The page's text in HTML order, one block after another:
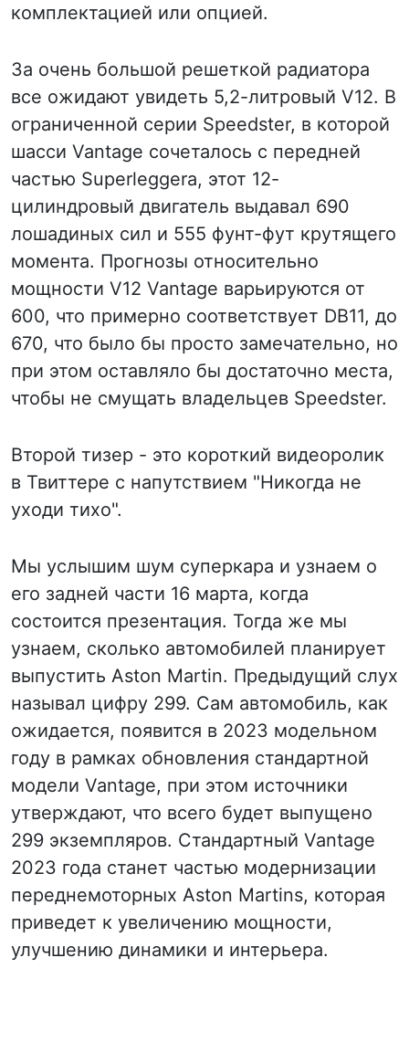
комплектацией или опцией.
За очень большой решеткой радиатора
все ожидают увидеть 5,2-литровый V12. В
ограниченной серии Speedster, в которой
шасси Vantage сочеталось с передней
частью Superleggera, этот 12-
цилиндровый двигатель выдавал 690
лошадиных сил и 555 фунт-фут крутящего
момента. Прогнозы относительно
мощности V12 Vantage варьируются от
600, что примерно соответствует DB11, до
670, что было бы просто замечательно, но
при этом оставляло бы достаточно места,
чтобы не смущать владельцев Speedster.
Второй тизер - это короткий видеоролик
в Твиттере с напутствием "Никогда не
уходи тихо".
Мы услышим шум суперкара и узнаем о
его задней части 16 марта, когда
состоится презентация. Тогда же мы
узнаем, сколько автомобилей планирует
выпустить Aston Martin. Предыдущий слух
называл цифру 299. Сам автомобиль, как
ожидается, появится в 2023 модельном
году в рамках обновления стандартной
модели Vantage, при этом источники
утверждают, что всего будет выпущено
299 экземпляров. Стандартный Vantage
2023 года станет частью модернизации
переднемоторных Aston Martins, которая
приведет к увеличению мощности,
улучшению динамики и интерьера.